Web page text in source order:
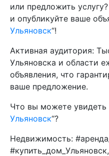
или предложить
и опубликуйте ваше
Ульяновск“!
Активная аудитория:
Ульяновска и области
объявления, что
ваше предложение.
Что вы можете увидеть
Ульяновск“?
Недвижимость:
#купить_дом_Ульяновск,